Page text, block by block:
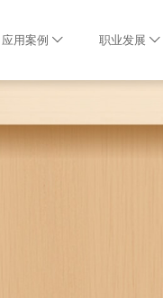
应用案例 职业发展